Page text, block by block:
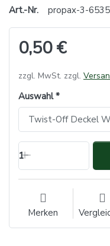
Art.-Nr.
propax-3-
0,50 €
zzgl. MwSt. zzgl.
Auswahl
1
Merken